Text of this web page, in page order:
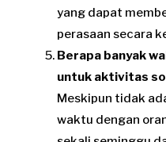
yang dapat
perasaan secara
Berapa banyak
untuk aktivitas
Meskipun tidak
waktu dengan